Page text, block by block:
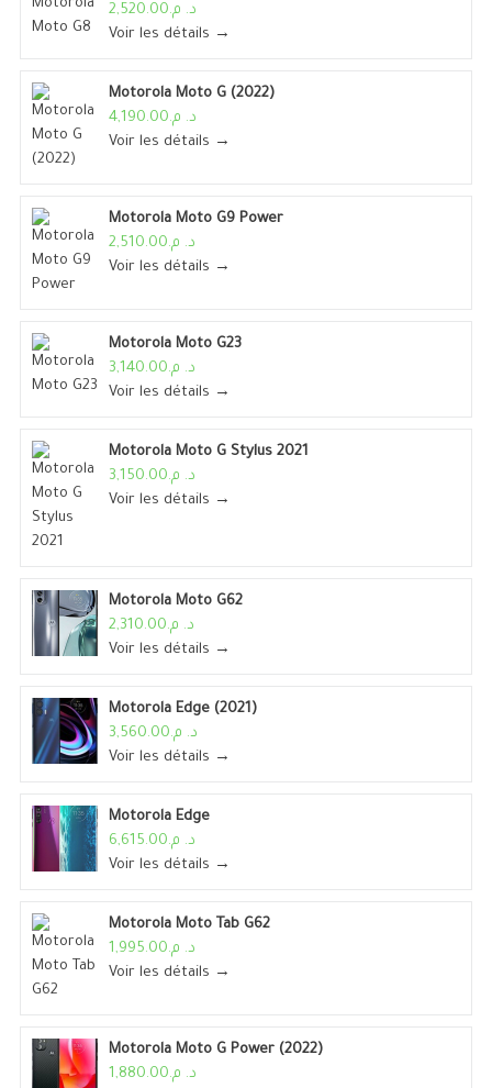
د. م.2,520.00
Voir les détails →
Motorola Moto G (2022)
د. م.4,190.00
Voir les détails →
Motorola Moto G9 Power
د. م.2,510.00
Voir les détails →
Motorola Moto G23
د. م.3,140.00
Voir les détails →
Motorola Moto G Stylus 2021
د. م.3,150.00
Voir les détails →
Motorola Moto G62
د. م.2,310.00
Voir les détails →
Motorola Edge (2021)
د. م.3,560.00
Voir les détails →
Motorola Edge
د. م.6,615.00
Voir les détails →
Motorola Moto Tab G62
د. م.1,995.00
Voir les détails →
Motorola Moto G Power (2022)
د. م.1,880.00